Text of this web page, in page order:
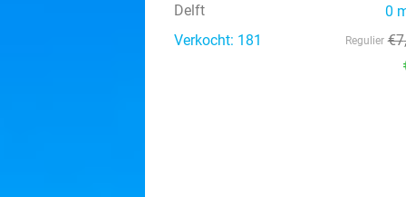
Delft
0
Verkocht: 181
Regulier €7